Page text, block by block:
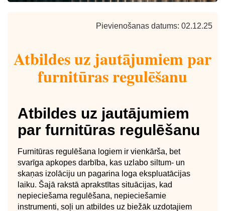
Pievienošanas datums: 02.12.25
Atbildes uz jautājumiem par
furnitūras regulēšanu
Atbildes uz jautājumiem
par furnitūras regulēšanu
Furnitūras regulēšana logiem ir vienkārša, bet
svarīga apkopes darbība, kas uzlabo siltum- un
skaņas izolāciju un pagarina loga ekspluatācijas
laiku. Šajā rakstā aprakstītas situācijas, kad
nepieciešama regulēšana, nepieciešamie
instrumenti, soļi un atbildes uz biežāk uzdotajiem